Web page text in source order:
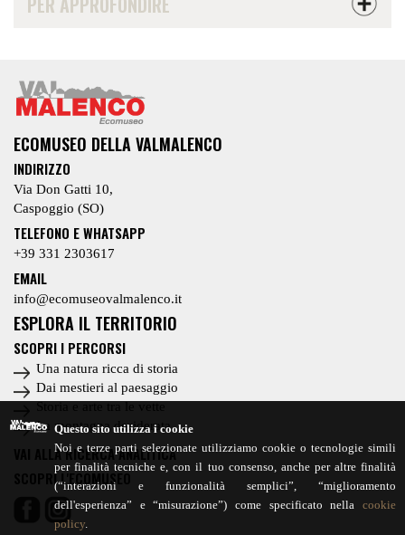
ECOMUSEO DELLA VALMALENCO
INDIRIZZO
Via Don Gatti 10,
Caspoggio (SO)
TELEFONO E WHATSAPP
+39 331 2303617
EMAIL
info@ecomuseovalmalenco.it
ESPLORA IL TERRITORIO
SCOPRI I PERCORSI
Una natura ricca di storia
Dai mestieri al paesaggio
La montagna desiderata
VAI ALLA RICERCA ANALITICA
SCOPRI L'ECOMUSEO
Questo sito utilizza i cookie
Noi e terze parti selezionate utilizziamo cookie o tecnologie simili
per finalità tecniche e, con il tuo consenso, anche per altre finalità
(“interazioni e funzionalità semplici”, “miglioramento
dell'esperienza” e “misurazione”) come specificato nella cookie
policy.